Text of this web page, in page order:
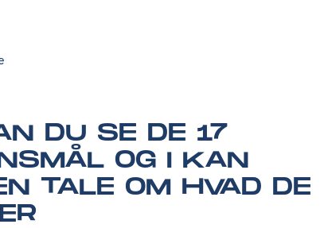
DU SE DE 17
OG I KAN
TALE OM HVAD DE